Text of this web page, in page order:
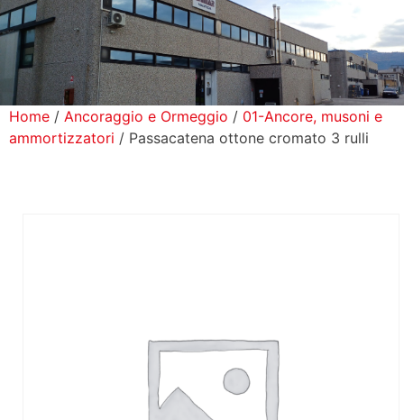
Prodotti
Home / Ancoraggio e Ormeggio / 01-Ancore, musoni e
ammortizzatori / Passacatena ottone cromato 3 rulli